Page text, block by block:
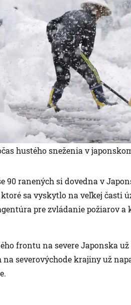
hustého sneženia v
90 ranených si dovedna v
sa vyskytlo na veľkej časti
pre zvládanie požiarov
frontu na severe Japonska
severovýchode krajiny už